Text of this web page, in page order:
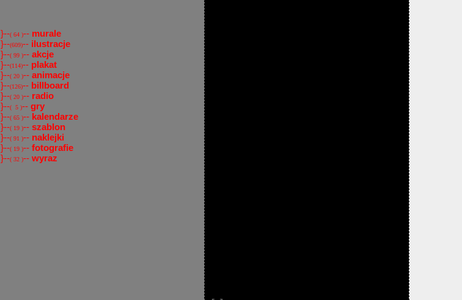
}--( 64 )-- murale
}--(609)-- ilustracje
}--( 99 )-- akcje
}--(114)-- plakat
}--( 20 )-- animacje
}--(126)-- billboard
}--( 20 )-- radio
}--( 5 )-- gry
}--( 65 )-- kalendarze
}--( 19 )-- szablon
}--( 91 )-- naklejki
}--( 19 )-- fotografie
}--( 32 )-- wyraz